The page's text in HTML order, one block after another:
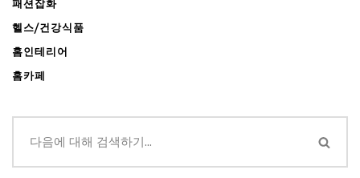
패션잡화
헬스/건강식품
홈인테리어
홈카페